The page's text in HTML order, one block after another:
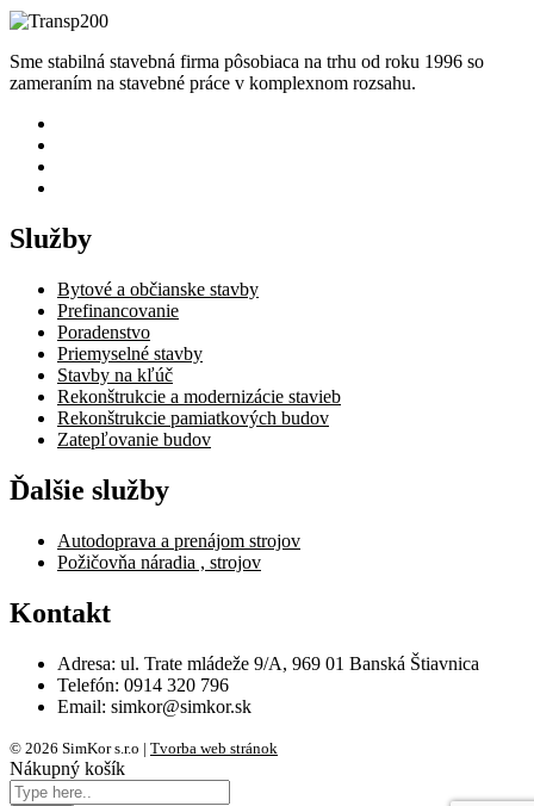
Sme stabilná stavebná firma pôsobiaca na trhu od roku 1996 so
zameraním na stavebné práce v komplexnom rozsahu.
Služby
Bytové a občianske stavby
Prefinancovanie
Poradenstvo
Priemyselné stavby
Stavby na kľúč
Rekonštrukcie a modernizácie stavieb
Rekonštrukcie pamiatkových budov
Zatepľovanie budov
Ďalšie služby
Autodoprava a prenájom strojov
Požičovňa náradia , strojov
Kontakt
Adresa: ul. Trate mládeže 9/A, 969 01 Banská Štiavnica
Telefón: 0914 320 796
Email: simkor@simkor.sk
© 2026 SimKor s.r.o | Tvorba web stránok
Nákupný košík